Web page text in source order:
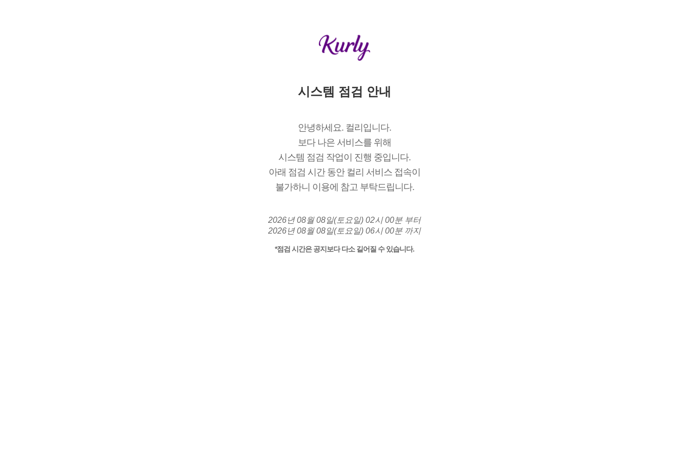
시스템 점검 안내
안녕하세요. 컬리입니다.
보다 나은 서비스를 위해
시스템 점검 작업이 진행 중입니다.
아래 점검 시간 동안 컬리 서비스 접속이
불가하니 이용에 참고 부탁드립니다.
2026년 08월 08일(토요일) 02시 00분 부터
2026년 08월 08일(토요일) 06시 00분 까지
*점검 시간은 공지보다 다소 길어질 수 있습니다.